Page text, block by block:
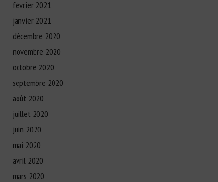
février 2021
janvier 2021
décembre 2020
novembre 2020
octobre 2020
septembre 2020
août 2020
juillet 2020
juin 2020
mai 2020
avril 2020
mars 2020